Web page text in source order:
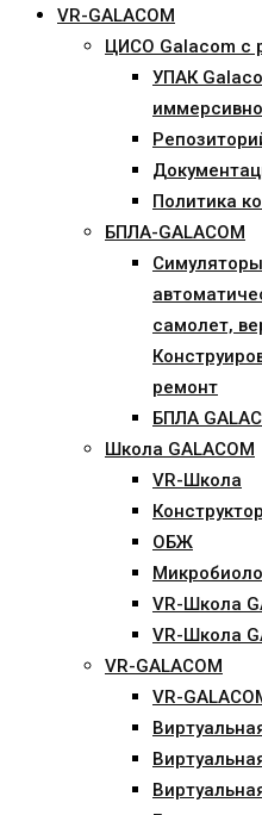
VR-GALACOM
ЦИСО Galacom с
УПАК
Политика
БПЛА-GALACOM
самолет,
ремонт
БПЛА
Школа GALACOM
VR-Школа
ОБЖ
VR-Школа
VR-Школа
VR-GALACOM
VR-